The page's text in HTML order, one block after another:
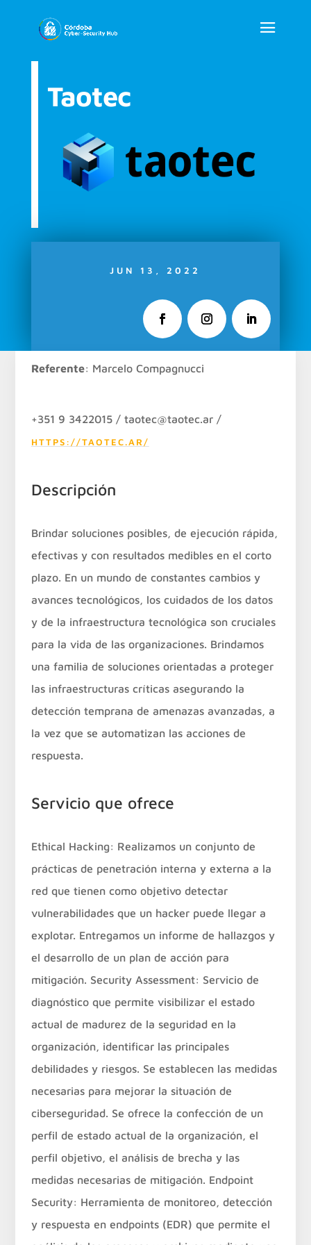
Taotec
JUN 13, 2022
Referente: Marcelo Compagnucci
+351 9 3422015 / taotec@taotec.ar /
HTTPS://TAOTEC.AR/
Descripción
Brindar soluciones posibles, de ejecución rápida,
efectivas y con resultados medibles en el corto
plazo. En un mundo de constantes cambios y
avances tecnológicos, los cuidados de los datos
y de la infraestructura tecnológica son cruciales
para la vida de las organizaciones. Brindamos
una familia de soluciones orientadas a proteger
las infraestructuras críticas asegurando la
detección temprana de amenazas avanzadas, a
la vez que se automatizan las acciones de
respuesta.
Servicio que ofrece
Ethical Hacking: Realizamos un conjunto de
prácticas de penetración interna y externa a la
red que tienen como objetivo detectar
vulnerabilidades que un hacker puede llegar a
explotar. Entregamos un informe de hallazgos y
el desarrollo de un plan de acción para
mitigación. Security Assessment: Servicio de
diagnóstico que permite visibilizar el estado
actual de madurez de la seguridad en la
organización, identificar las principales
debilidades y riesgos. Se establecen las medidas
necesarias para mejorar la situación de
ciberseguridad. Se ofrece la confección de un
perfil de estado actual de la organización, el
perfil objetivo, el análisis de brecha y las
medidas necesarias de mitigación. Endpoint
Security: Herramienta de monitoreo, detección
y respuesta en endpoints (EDR) que permite el